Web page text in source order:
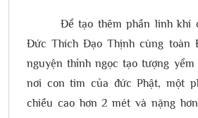
Để tạo thêm phần linh khí
Đức Thích Đạo Thịnh cùng toàn
nguyện thỉnh ngọc tạo tượng
nơi con tim của đức Phật, một
chiều cao hơn 2 mét và nặng